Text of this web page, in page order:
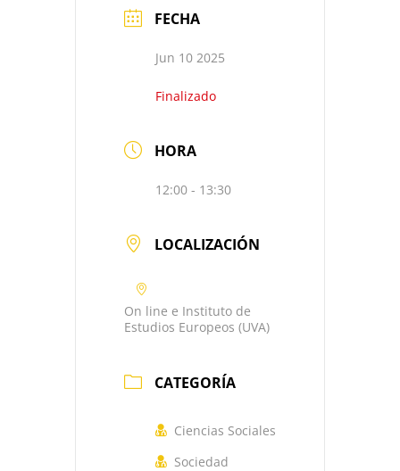
FECHA
Jun 10 2025
Finalizado
HORA
12:00 - 13:30
LOCALIZACIÓN
On line e Instituto de
Estudios Europeos (UVA)
CATEGORÍA
Ciencias Sociales
Sociedad